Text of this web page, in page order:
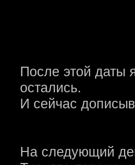
После этой даты
остались.
И сейчас
На следующий